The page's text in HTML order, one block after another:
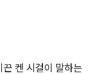
켄 시걸이 말하는